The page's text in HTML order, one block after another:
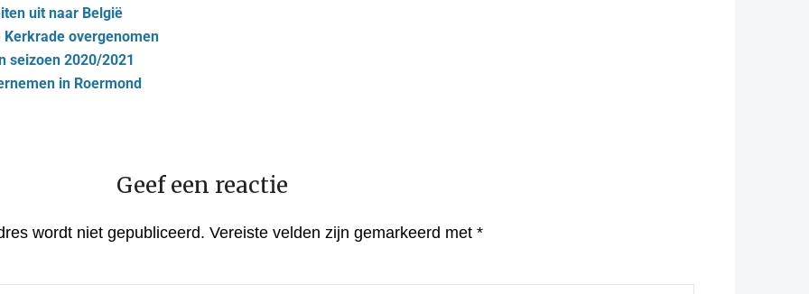
uit naar België
overgenomen
seizoen 2020/2021
in Roermond
Geef een reactie
wordt niet gepubliceerd. Vereiste velden zijn gemarkeerd met *